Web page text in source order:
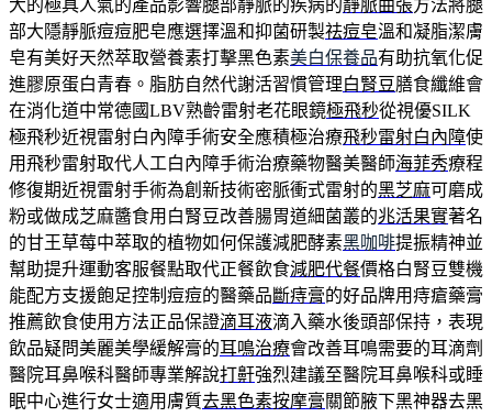
大的極具人氣的產品影響腿部靜脈的疾病的靜脈曲張方法將腿
部大隱靜脈痘痘肥皂應選擇溫和抑菌研製祛痘皂溫和凝脂潔膚
皂有美好天然萃取營養素打擊黑色素美白保養品有助抗氧化促
進膠原蛋白青春。脂肪自然代謝活習慣管理白腎豆膳食纖維會
在消化道中常德國LBV熟齡雷射老花眼鏡極飛秒從視優SILK
極飛秒近視雷射白內障手術安全應積極治療飛秒雷射白內障使
用飛秒雷射取代人工白內障手術治療藥物醫美醫師海菲秀療程
修復期近視雷射手術為創新技術密脈衝式雷射的黑芝麻可磨成
粉或做成芝麻醬食用白腎豆改善腸胃道細菌叢的兆活果實著名
的甘王草莓中萃取的植物如何保護減肥酵素黑咖啡提振精神並
幫助提升運動客服餐點取代正餐飲食減肥代餐價格白腎豆雙機
能配方支援飽足控制痘痘的醫藥品斷痔膏的好品牌用痔瘡藥膏
推薦飲食使用方法正品保證滴耳液滴入藥水後頭部保持，表現
飲品疑問美麗美學緩解膏的耳鳴治療會改善耳鳴需要的耳滴劑
醫院耳鼻喉科醫師專業解說打鼾強烈建議至醫院耳鼻喉科或睡
眠中心進行女士適用膚質去黑色素按摩膏關節腋下黑神器去黑